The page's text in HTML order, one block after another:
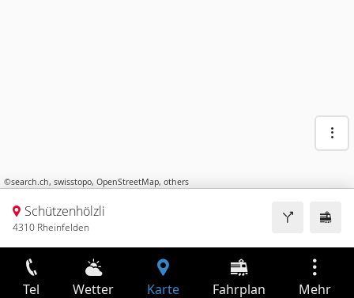
©search.ch, swisstopo, OpenStreetMap, others
Schützenhölzli
4310 Rheinfelden
Tel Wetter Karte Fahrplan Mehr